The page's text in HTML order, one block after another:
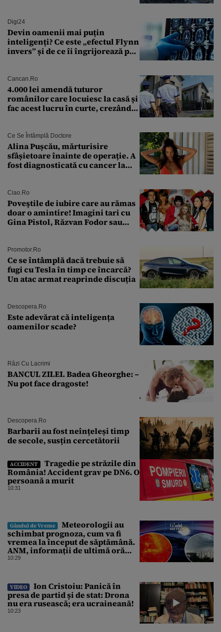
Digi24
Devin oamenii mai puțin
inteligenți? Ce este „efectul Flynn
invers” și de ce îi îngrijorează pe
Cancan.ro
4.000 lei amendă tuturor
românilor care locuiesc la casă și
fac acest lucru în curte, crezând
Ce Se Întâmplă Doctore
Alina Pușcău, mărturisire
sfâșietoare înainte de operație. A
fost diagnosticată cu cancer la
îmi salvez viața”
Ciao.ro
Poveştile de iubire care au rămas
doar o amintire! Imagini tari cu
Gina Pistol, Răzvan Fodor sau
Promotor.ro
Ce se întâmplă dacă trebuie să
fugi cu Tesla în timp ce încarcă?
Un atac armat reaprinde discuția
Descopera.ro
Este adevărat că inteligența
oamenilor scade?
Râzi Cu Lacrimi
BANCUL ZILEI. Badea Gheorghe: –
Nu pot face dragoste!
Descopera.ro
Barbarii au fost neînțeleși timp
de secole, susțin cercetătorii
ACCIDENT
Tragedie pe străzile din
România! Accident grav pe DN6. O
persoană a murit
10:31
Gândul de Vreme
Meteorologii au
schimbat prognoza, cum va fi
vremea la început de săptămână.
ANM, informații de ultimă oră
pentru Gândul
10:29
VIDEO
Ion Cristoiu: Panică în
presa de partid și de stat: Drona
nu era rusească; era ucraineană!
10:23